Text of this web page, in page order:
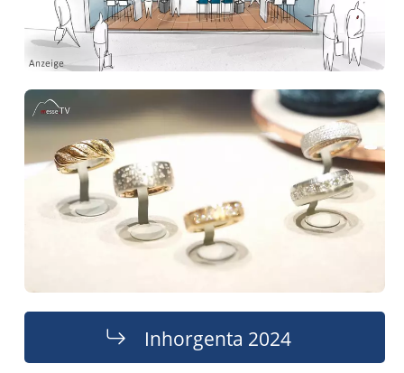
Inhorgenta 2024